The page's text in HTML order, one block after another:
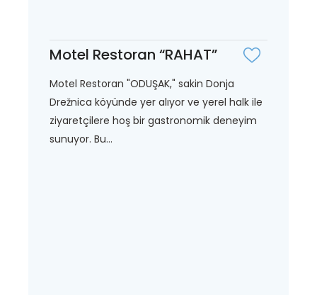
Motel Restoran “RAHAT”
Motel Restoran "ODUŞAK," sakin Donja
Drežnica köyünde yer alıyor ve yerel halk ile
ziyaretçilere hoş bir gastronomik deneyim
sunuyor. Bu...